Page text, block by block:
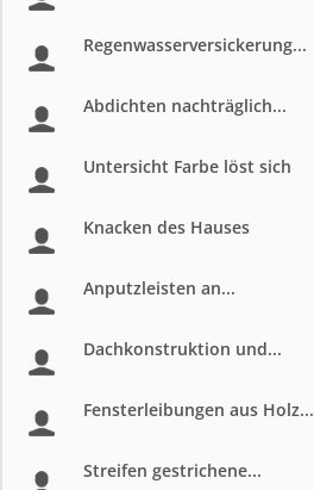
Regenwasserversickerung...
Abdichten nachträglich...
Untersicht Farbe löst sich
Knacken des Hauses
Anputzleisten an...
Dachkonstruktion und...
Fensterleibungen aus Holz...
Streifen gestrichene...